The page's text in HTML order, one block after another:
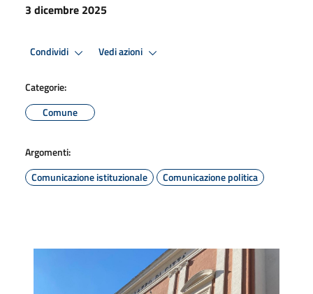
3 dicembre 2025
Condividi Vedi azioni
Categorie:
Comune
Argomenti:
Comunicazione istituzionale
Comunicazione politica